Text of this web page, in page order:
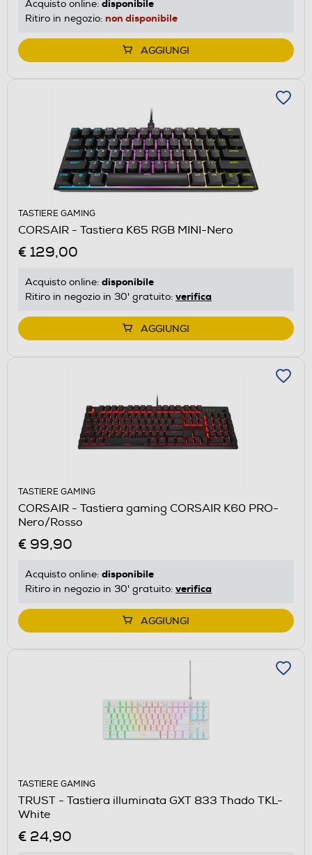
Acquisto online: disponibile
Ritiro in negozio: non disponibile
AGGIUNGI
TASTIERE GAMING
CORSAIR - Tastiera K65 RGB MINI-Nero
€ 129,00
Acquisto online: disponibile
Ritiro in negozio in 30' gratuito: verifica
AGGIUNGI
TASTIERE GAMING
CORSAIR - Tastiera gaming CORSAIR K60 PRO-
Nero/Rosso
€ 99,90
Acquisto online: disponibile
Ritiro in negozio in 30' gratuito: verifica
AGGIUNGI
TASTIERE GAMING
TRUST - Tastiera illuminata GXT 833 Thado TKL-
White
€ 24,90